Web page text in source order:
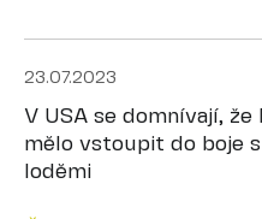
23.07.2023
V USA se domnívají, že
mělo vstoupit do boje
loděmi